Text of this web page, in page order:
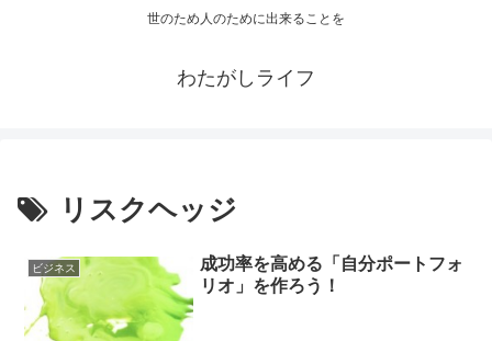
世のため人のために出来ることを
わたがしライフ
リスクヘッジ
ビジネス
成功率を高める「自分ポートフォ
リオ」を作ろう！